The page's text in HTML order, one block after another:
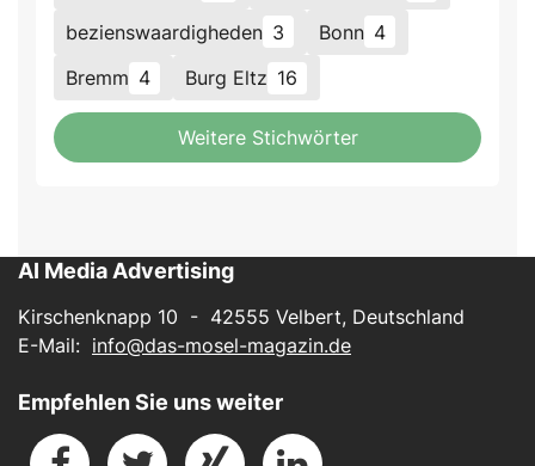
bezienswaardigheden 3 Bonn 4
Bremm 4 Burg Eltz 16
Weitere Stichwörter
AI Media Advertising
Kirschenknapp 10 - 42555 Velbert, Deutschland
E-Mail: info@das-mosel-magazin.de
Empfehlen Sie uns weiter